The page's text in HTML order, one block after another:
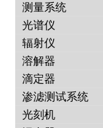
测量系统
光谱仪
辐射仪
溶解器
滴定器
渗滤测试系统
光刻机